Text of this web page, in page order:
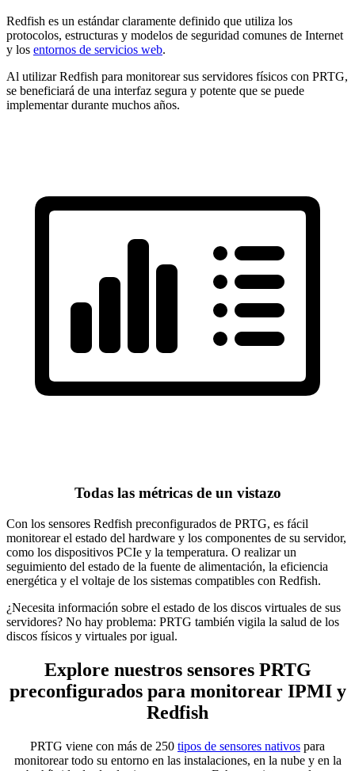
Redfish es un estándar claramente definido que utiliza los
protocolos, estructuras y modelos de seguridad comunes de Internet
y los entornos de servicios web.
Al utilizar Redfish para monitorear sus servidores físicos con PRTG,
se beneficiará de una interfaz segura y potente que se puede
implementar durante muchos años.
Todas las métricas de un vistazo
Con los sensores Redfish preconfigurados de PRTG, es fácil
monitorear el estado del hardware y los componentes de su servidor,
como los dispositivos PCIe y la temperatura. O realizar un
seguimiento del estado de la fuente de alimentación, la eficiencia
energética y el voltaje de los sistemas compatibles con Redfish.
¿Necesita información sobre el estado de los discos virtuales de sus
servidores? No hay problema: PRTG también vigila la salud de los
discos físicos y virtuales por igual.
Explore nuestros sensores PRTG
preconfigurados para monitorear IPMI y
Redfish
PRTG viene con más de 250 tipos de sensores nativos para
monitorear todo su entorno en las instalaciones, en la nube y en la